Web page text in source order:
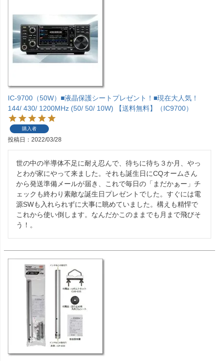
IC-9700（50W）■液晶保護シートプレゼント！■現在大人気！
144/ 430/ 1200MHz (50/ 50/ 10W) 【送料無料】（IC9700）
購入者
投稿日 2022/03/28
世の中の半導体不足に耐え忍んで、待ちに待ち３か月、やっ
とわが家にやって来ました。それも誕生日にCQオームさん
から発送準備メールが届き、これで毎日の「まだかぁー」チ
ェックも終わり素敵な誕生日プレゼントでした。すぐには電
源SWも入れられずに大事に眺めていました。構えも精悍で
これから使い倒します。なんだかこのままでも月まで飛びそ